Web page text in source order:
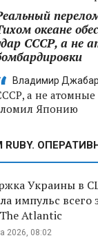
океане
СССР, а не
Владимир
а не
Японию
Украины в
импульс всего
Atlantic
2026, 08:02